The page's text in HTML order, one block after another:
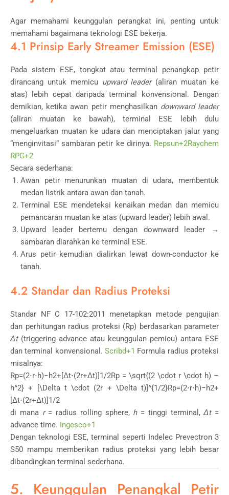
Agar memahami keunggulan perangkat ini, penting untuk
memahami bagaimana teknologi ESE bekerja.
4.1 Prinsip Early Streamer Emission (ESE)
Pada sistem ESE, tongkat atau terminal penangkap petir
dirancang untuk memicu upward leader(aliran muatan ke
atas) lebih cepat daripada terminal konvensional. Dengan
demikian, ketika awan petir menghasilkan downward leader
(aliran muatan ke bawah), terminal ESE lebih dulu
mengeluarkan muatan ke udara dan menciptakan jalur yang
“menginvitasi” sambaran petir ke dirinya. Repsun+2Raychem
RPG+2
Secara sederhana:
Awan petir menurunkan muatan di udara, membentuk
medan listrik antara awan dan tanah.
Terminal ESE mendeteksi kenaikan medan dan memicu
pemancaran muatan ke atas (upward leader) lebih awal.
Upward leader bertemu dengan downward leader →
sambaran diarahkan ke terminal ESE.
Arus petir kemudian dialirkan lewat down-conductor ke
tanah.
4.2 Standar dan Radius Proteksi
Standar NF C 17-102:2011 menetapkan metode pengujian
dan perhitungan radius proteksi (Rp) berdasarkan parameter
Δt(triggering advance atau keunggulan pemicu) antara ESE
dan terminal konvensional. Scribd+1 Formula radius proteksi
misalnya:
Rp=(2⋅r⋅h)−h2+[Δt⋅(2r+Δt)]1/2Rp = \sqrt{(2 \cdot r \cdot h) –
h^2} + [\Delta t \cdot (2r + \Delta t)]^{1/2}Rp=(2⋅r⋅h)−h2+
[Δt⋅(2r+Δt)]1/2
di mana r= radius rolling sphere, h= tinggi terminal,Δt=
advance time. Ingesco+1
Dengan teknologi ESE, terminal seperti Indelec Prevectron 3
S50 mampu memberikan radius proteksi yang lebih besar
dibandingkan terminal sederhana.
5. Keunggulan Penangkal Petir